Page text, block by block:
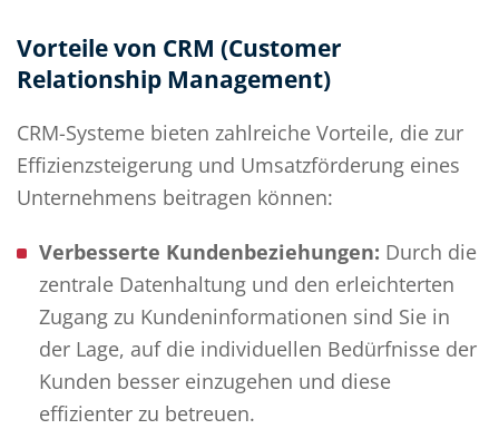
Vorteile von CRM (Customer
Relationship Management)
CRM-Systeme bieten zahlreiche Vorteile, die zur
Effizienzsteigerung und Umsatzförderung eines
Unternehmens beitragen können:
Verbesserte Kundenbeziehungen: Durch die
zentrale Datenhaltung und den erleichterten
Zugang zu Kundeninformationen sind Sie in
der Lage, auf die individuellen Bedürfnisse der
Kunden besser einzugehen und diese
effizienter zu betreuen.